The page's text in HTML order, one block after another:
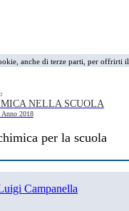
anche di terze parti, per
NELLA SCUOLA
2018
per la scuola
Campanella